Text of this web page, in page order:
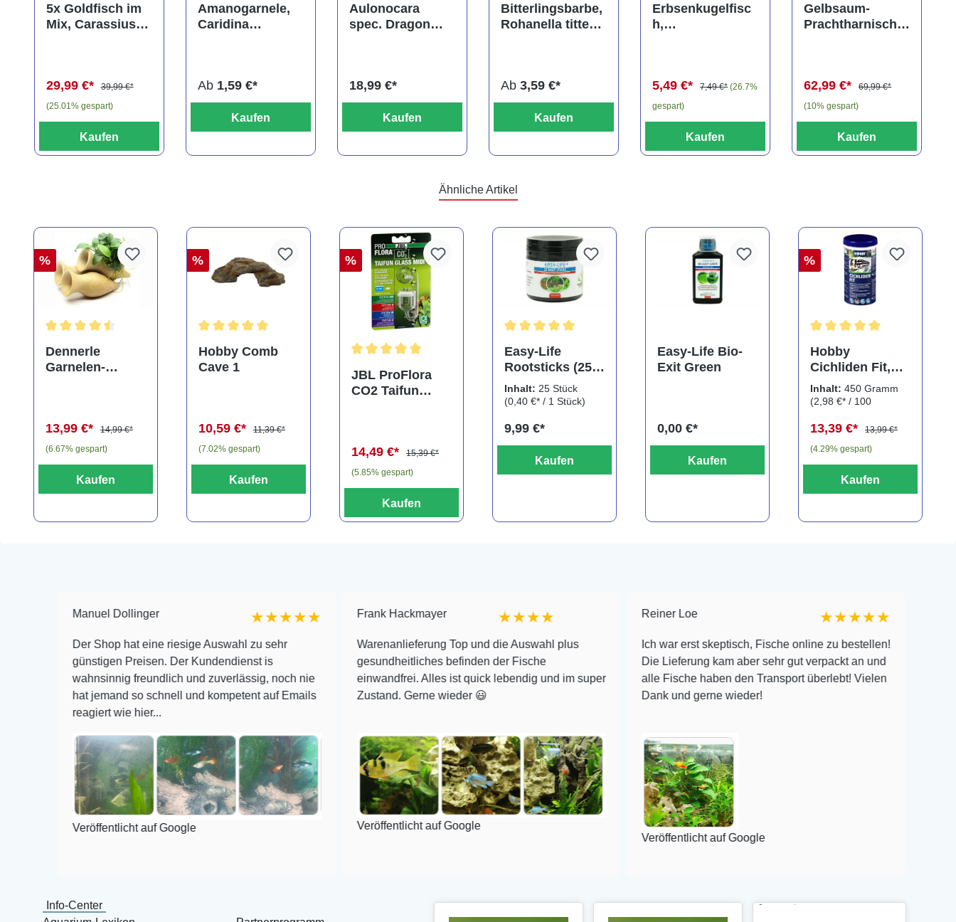
5x Goldfisch im
Mix, Carassius
29,99 €*
39,99 €*
(25.01% gespart)
Kaufen
Amanogarnele,
Caridina
Ab 1,59 €*
Kaufen
Aulonocara
spec. Dragon
18,99 €*
Kaufen
Bitterlingsbarbe,
Rohanella titteya,
Ab 3,59 €*
Kaufen
Erbsenkugelfisc
h,
5,49 €*
7,49 €* (26.7%
gespart)
Kaufen
Gelbsaum-
Prachtharnischw
62,99 €*
69,99 €*
(10% gespart)
Kaufen
Ähnliche Artikel
%
Dennerle
Garnelen-
3er Tonamphore
13,99 €*
14,99 €*
(6.67% gespart)
Kaufen
%
Durchschnittliche Bewertung von 5 von 5 Sternen
Hobby Comb
Cave 1
10,59 €*
11,39 €*
(7.02% gespart)
Kaufen
%
Durchschnittliche Bewertung von 5 von 5 Sternen
JBL ProFlora
CO2 Taifun
14,49 €*
15,39 €*
(5.85% gespart)
Kaufen
Easy-Life
Rootsticks (25
Sticks)
Inhalt: 25 Stück
(0,40 €* / 1 Stück)
9,99 €*
Kaufen
Easy-Life Bio-
Exit Green
0,00 €*
Kaufen
%
Hobby
Cichliden Fit,
450 g
Inhalt:450 Gramm
(2,98 €* / 100
13,39 €*
13,99 €*
(4.29% gespart)
Kaufen
Manuel Dollinger ★★★★★
Der Shop hat eine riesige Auswahl zu sehr
günstigen Preisen. Der Kundendienst is
wahnsinnig freundlich und zuverlässig, noch nie
hat jemand so schnell und kompetent auf Emails
reagiert wie hier...
Veröffentlicht auf Google
Frank Hackmayer ★★★★
Warenanlieferung Top und die Auswahl plus
gesundheitliches befinden der Fische
einwandfrei. Alles ist quick lebendig und im super
Zustand. Gerne wieder 😃
Veröffentlicht auf Google
Reiner Loe ★★★★★
Ich war erst skeptisch, Fische online zu bestellen!
Die Lieferung kam aber sehr gut verpackt an und
alle Fische haben den Transport überlebt! Vielen
Dank und gerne wieder!
Veröffentlicht auf Google
Info-Center